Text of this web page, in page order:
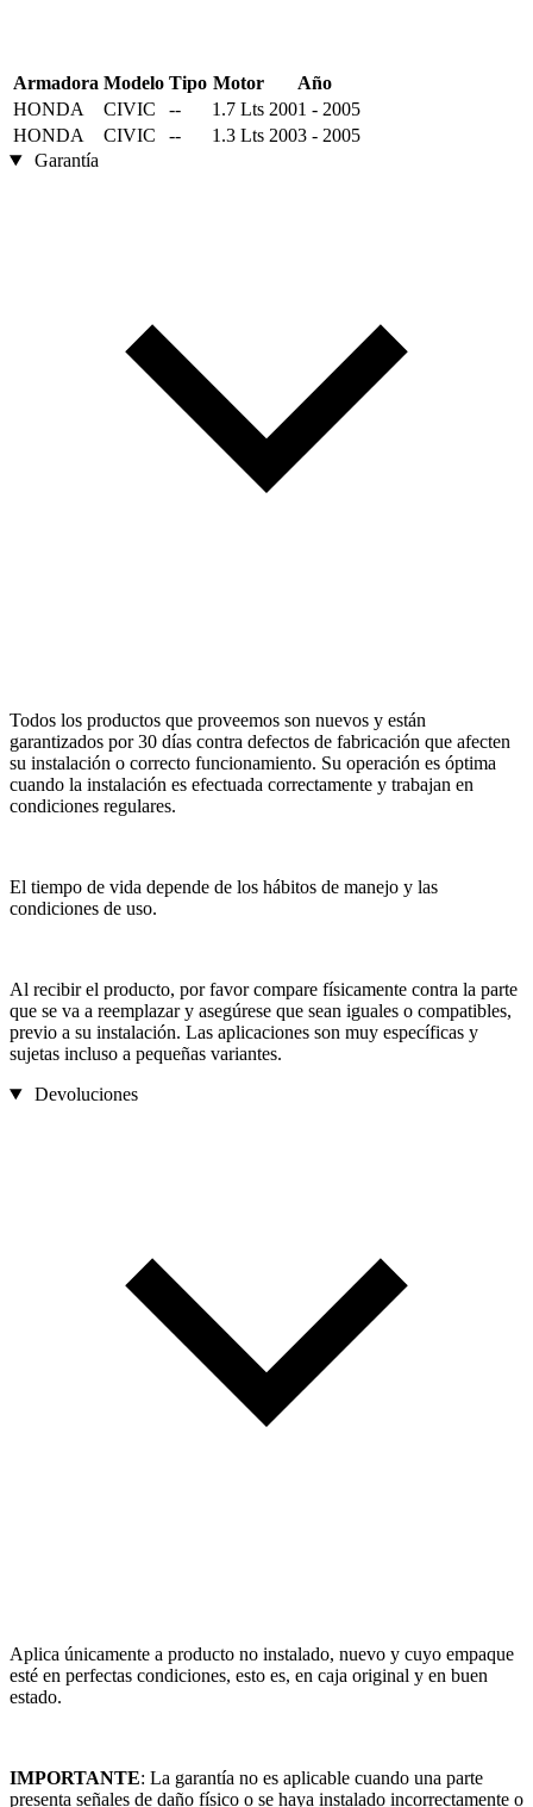
Armadora Modelo Tipo Motor
Año
HONDA
CIVIC -- 1.7 Lts 2001 - 2005
HONDA
CIVIC -- 1.3 Lts 2003 - 2005
Garantía
Todos los productos que proveemos son nuevos y están
garantizados por 30 días contra defectos de fabricación que afecten
su instalación o correcto funcionamiento. Su operación es óptima
cuando la instalación es efectuada correctamente y trabajan en
condiciones regulares.
El tiempo de vida depende de los hábitos de manejo y las
condiciones de uso.
Al recibir el producto, por favor compare físicamente contra la parte
que se va a reemplazar y asegúrese que sean iguales o compatibles,
previo a su instalación. Las aplicaciones son muy específicas y
sujetas incluso a pequeñas variantes.
Devoluciones
Aplica únicamente a producto no instalado, nuevo y cuyo empaque
esté en perfectas condiciones, esto es, en caja original y en buen
estado.
IMPORTANTE: La garantía no es aplicable cuando una parte
presenta señales de daño físico o se haya instalado incorrectamente o